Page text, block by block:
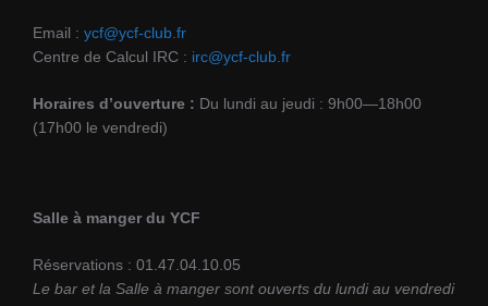
Email : ycf@ycf-club.fr
Centre de Calcul IRC : irc@ycf-club.fr
Horaires d’ouverture : Du lundi au jeudi : 9h00—18h00
(17h00 le vendredi)
Salle à manger du YCF
Réservations : 01.47.04.10.05
Le bar et la Salle à manger sont ouverts du lundi au vendredi